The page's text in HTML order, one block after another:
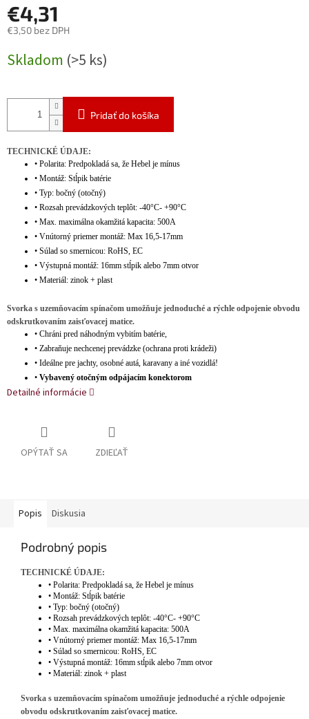
€4,31
€3,50 bez DPH
cena:
Skladom (>5 ks)
Pridať do košíka
TECHNICKÉ ÚDAJE:
• Polarita: Predpokladá sa, že Hebel je mínus
• Montáž: Stĺpik batérie
• Typ: bočný (otočný)
• Rozsah prevádzkových teplôt: -40°C- +90°C
• Max. maximálna okamžitá kapacita: 500A
• Vnútorný priemer montáž: Max 16,5-17mm
• Súlad so smernicou: RoHS, EC
• Výstupná montáž: 16mm stĺpik alebo 7mm otvor
• Materiál: zinok + plast
Svorka s uzemňovacím spínačom umožňuje jednoduché a rýchle odpojenie obvodu
odskrutkovaním zaisťovacej matice.
• Chráni pred náhodným vybitím batérie,
• Zabraňuje nechcenej prevádzke (ochrana proti krádeži)
• Ideálne pre jachty, osobné autá, karavany a iné vozidlá!
• Vybavený otočným odpájacím konektorom
Detailné informácie
OPÝTAŤ SA ZDIEĽAŤ
Popis Diskusia
Podrobný popis
TECHNICKÉ ÚDAJE:
• Polarita: Predpokladá sa, že Hebel je mínus
• Montáž: Stĺpik batérie
• Typ: bočný (otočný)
• Rozsah prevádzkových teplôt: -40°C- +90°C
• Max. maximálna okamžitá kapacita: 500A
• Vnútorný priemer montáž: Max 16,5-17mm
• Súlad so smernicou: RoHS, EC
• Výstupná montáž: 16mm stĺpik alebo 7mm otvor
• Materiál: zinok + plast
Svorka s uzemňovacím spínačom umožňuje jednoduché a rýchle odpojenie
obvodu odskrutkovaním zaisťovacej matice.